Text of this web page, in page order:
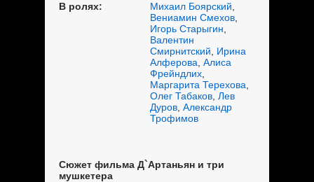
В ролях:
Михаил Боярский
Вениамин Смехов
Игорь Старыгин
Валентин
Смирнитский
Ирина
Алферова Алиса
Фрейндлих
Маргарита Терехова
Олег Табаков Лев
Дуров Александр
Трофимов
Сюжет фильма Д`Артаньян и три
мушкетера